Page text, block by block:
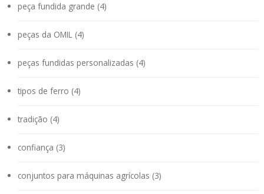
peça fundida grande (4)
peças da OMIL (4)
peças fundidas personalizadas (4)
tipos de ferro (4)
tradição (4)
confiança (3)
conjuntos para máquinas agrícolas (3)